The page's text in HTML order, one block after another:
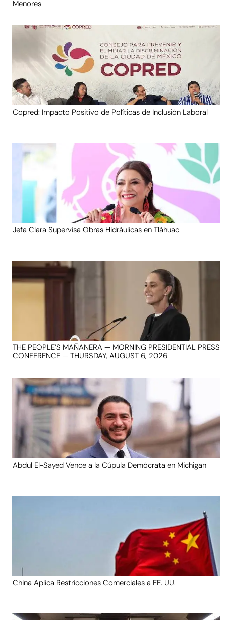
Menores
Copred: Impacto Positivo de Políticas de Inclusión Laboral
Jefa Clara Supervisa Obras Hidráulicas en Tláhuac
THE PEOPLE’S MAÑANERA — MORNING PRESIDENTIAL PRESS
CONFERENCE — THURSDAY, AUGUST 6, 2026
Abdul El-Sayed Vence a la Cúpula Demócrata en Michigan
China Aplica Restricciones Comerciales a EE. UU.